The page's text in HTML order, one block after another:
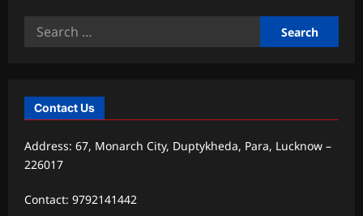
Search
Contact Us
Address: 67, Monarch City, Duptykheda, Para, Lucknow –
226017
Contact: 9792141442